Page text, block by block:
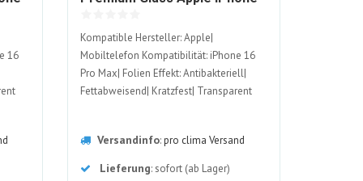
16
ALT
Kompatible Hersteller: Apple|
Mobiltelefon Kompatibilität: iPhone 16
Pro Max| Folien Effekt: Antibakteriell|
Fettabweisend| Kratzfest| Transparent
Versandinfo:pro clima Versand
Lieferung: sofort (ab Lager)